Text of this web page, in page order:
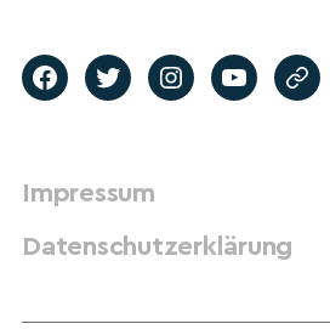
Impressum
Datenschutzerklärung